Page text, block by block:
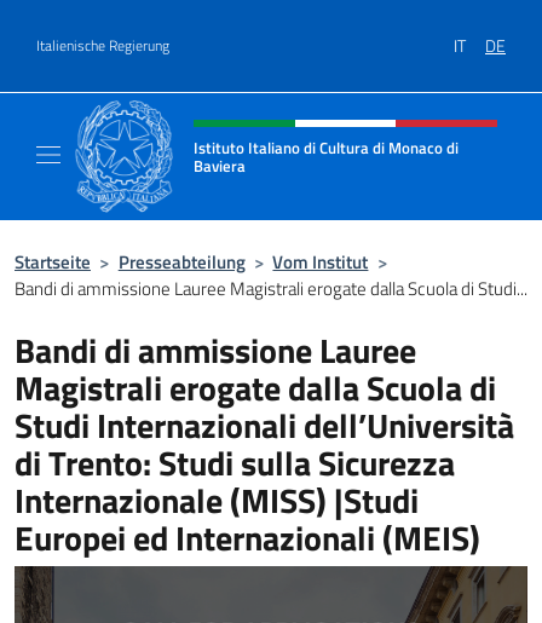
Italienische Regierung IT DE
Header-Site, Social und Menü
Istituto Italiano di Cultura di Monaco di
Baviera
Startseite > Presseabteilung > Vom Institut >
Bandi di ammissione Lauree Magistrali erogate dalla Scuola di Studi...
Bandi di ammissione Lauree
Magistrali erogate dalla Scuola di
Studi Internazionali dell’Università
di Trento: Studi sulla Sicurezza
Internazionale (MISS) |Studi
Europei ed Internazionali (MEIS)